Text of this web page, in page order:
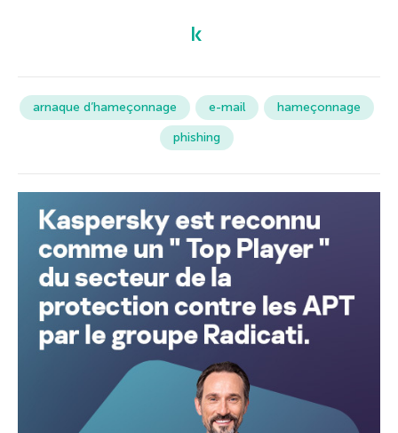
arnaque d’hameçonnage e-mail
hameçonnage
phishing